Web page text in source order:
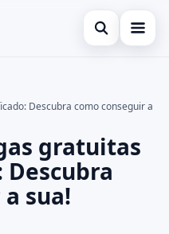
Abrir busca
ESC para fechar.
Descubra como conseguir a
gratuitas
sua!